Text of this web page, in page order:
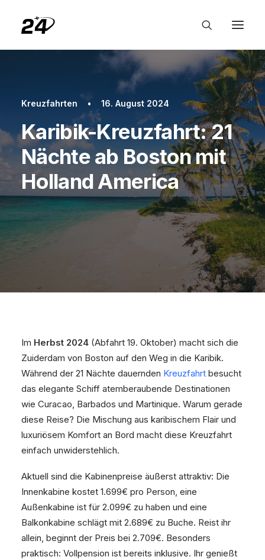
Kreuzfahrten • 16. August 2024
Karibik-Kreuzfahrt: 21
Nächte ab Boston mit
Holland America
Im Herbst 2024 (Abfahrt 19. Oktober) macht sich die
Zuiderdam von Boston auf den Weg in die Karibik.
Während der 21 Nächte dauernden Kreuzfahrt besucht
das elegante Schiff atemberaubende Destinationen
wie Curacao, Barbados und Martinique. Warum gerade
diese Reise? Die Mischung aus karibischem Flair und
luxuriösem Komfort an Bord macht diese Kreuzfahrt
einfach unwiderstehlich.
Aktuell sind die Kabinenpreise äußerst attraktiv: Die
Innenkabine kostet 1.699€ pro Person, eine
Außenkabine ist für 2.099€ zu haben und eine
Balkonkabine schlägt mit 2.689€ zu Buche. Reist ihr
allein, beginnt der Preis bei 2.709€. Besonders
praktisch: Vollpension ist bereits inklusive. Ihr genießt